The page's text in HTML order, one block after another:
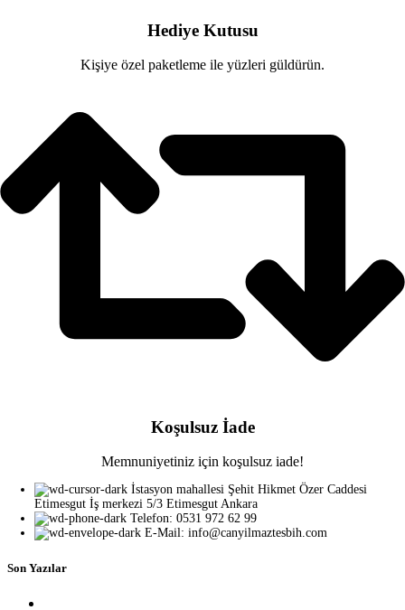
Hediye Kutusu
Kişiye özel paketleme ile yüzleri güldürün.
Koşulsuz İade
Memnuniyetiniz için koşulsuz iade!
İstasyon mahallesi Şehit Hikmet Özer Caddesi
Etimesgut İş merkezi 5/3 Etimesgut Ankara
Telefon: 0531 972 62 99
E-Mail: info@canyilmaztesbih.com
Son Yazılar